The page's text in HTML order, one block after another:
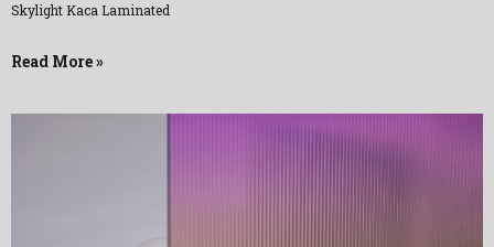
Skylight Kaca Laminated
Read More »